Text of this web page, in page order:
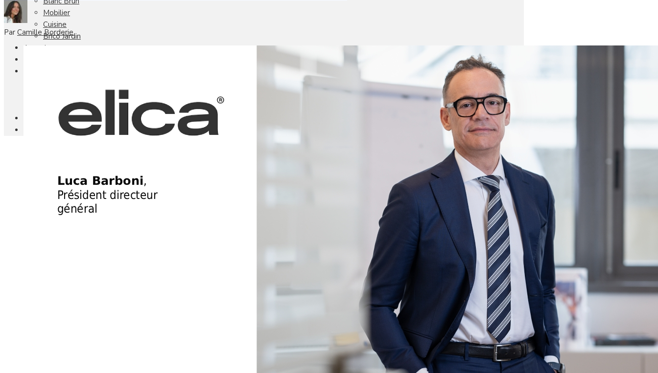
Mobilier
Cuisine
Brico Jardin
Agenda
Univers Made in France
Qui sommes-nous
Par Camille Borderie